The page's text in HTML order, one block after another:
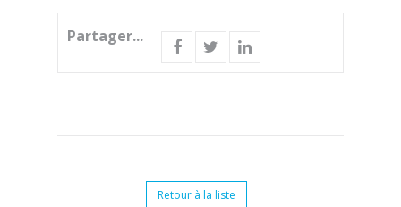
Partager...
Retour à la liste